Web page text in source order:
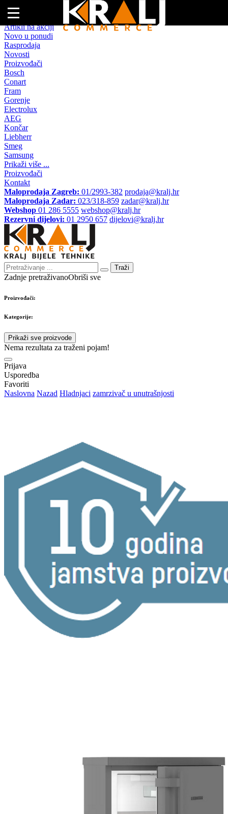
Naslovna
Artikli na akciji
Novo u ponudi
Rasprodaja
Novosti
Proizvođači
Bosch
Conart
Fram
Gorenje
Electrolux
AEG
Končar
Liebherr
Smeg
Samsung
Prikaži više ...
Proizvođači
Kontakt
Maloprodaja Zagreb: 01/2993-382 prodaja@kralj.hr
Maloprodaja Zadar: 023/318-859 zadar@kralj.hr
Webshop 01 286 5555 webshop@kralj.hr
Rezervni dijelovi: 01 2950 657 dijelovi@kralj.hr
Traži
Zadnje pretraživanoObriši sve
Proizvođači:
Kategorije:
Prikaži sve proizvode
Nema rezultata za traženi pojam!
Prijava
Usporedba
Favoriti
Naslovna Nazad Hladnjaci zamrzivač u unutrašnjosti